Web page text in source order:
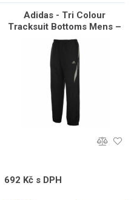
Adidas - Tri Colour
Tracksuit Bottoms Mens –
DkShale/Blk/Sil - M
692 Kč s DPH